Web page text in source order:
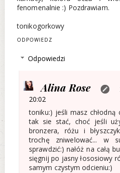
fenomenalnie :) Pozdrawiam.
tonikogorkowy
ODPOWIEDZ
Odpowiedzi
Alina Rose
20:02
toniku:) jeśli masz chłodną
tak sie stać, choć jeśli
bronzera, różu i
trochę zniwelować... w
sprawdzić:) nałóż na całą
sięgnij po jasny łososiowy
samym czystym odcieniu:)